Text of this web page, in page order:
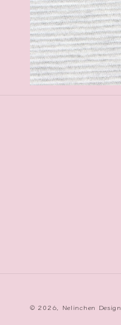
© 2026, Nelinchen Design